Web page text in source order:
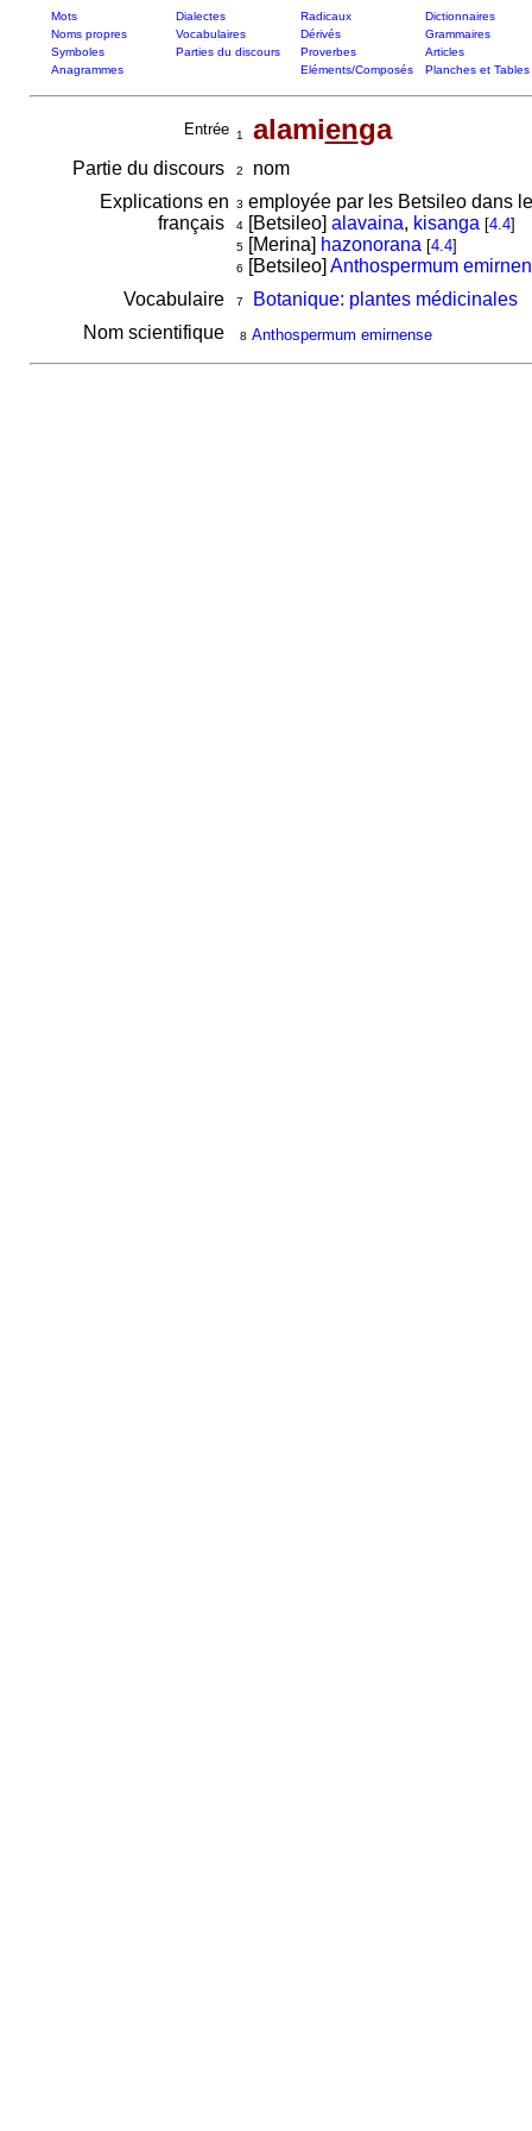
Mots Dialectes Radicaux
Dictionnaires
Noms propres
Vocabulaires Dérivés
Grammaires
Symboles
Parties du discours Proverbes
Articles
Anagrammes
Eléments/Composés Planches et Tables
Entrée 1 alamienga
Partie du discours 2
nom
Explications en
français
3 employée par les Betsileo dans
4[Betsileo] alavaina, kisanga [4.4]
5[Merina] hazonorana [4.4]
6 [Betsileo] Anthospermum
Vocabulaire
7
Botanique: plantes médicinales
Nom scientifique
8 Anthospermum emirnense